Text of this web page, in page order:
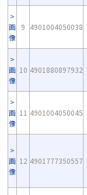
画
像
9 4901004050038
画
像
10 4901880897932
画
像
11 4901004050045
画
像
12 4901777350557